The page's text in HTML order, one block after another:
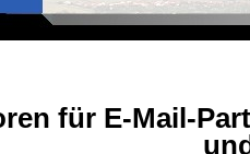
für E-Mail-